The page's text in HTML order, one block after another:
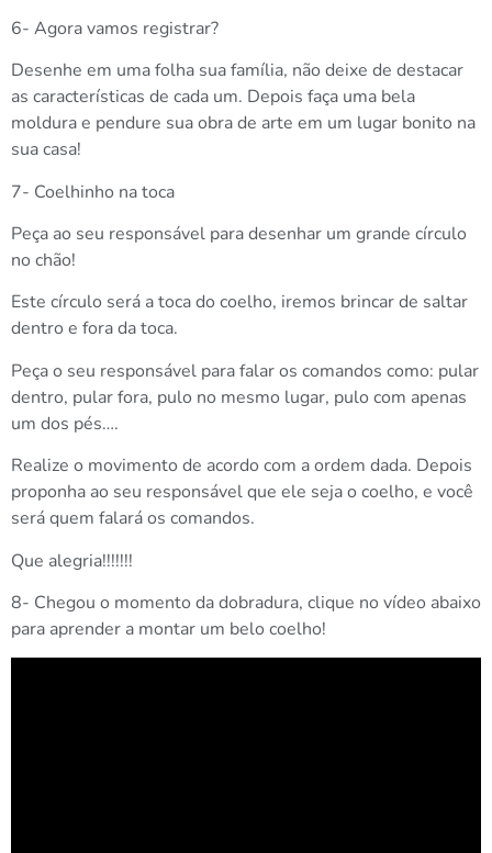
6- Agora vamos registrar?
Desenhe em uma folha sua família, não deixe de destacar
as características de cada um. Depois faça uma bela
moldura e pendure sua obra de arte em um lugar bonito na
sua casa!
7- Coelhinho na toca
Peça ao seu responsável para desenhar um grande círculo
no chão!
Este círculo será a toca do coelho, iremos brincar de saltar
dentro e fora da toca.
Peça o seu responsável para falar os comandos como: pular
dentro, pular fora, pulo no mesmo lugar, pulo com apenas
um dos pés….
Realize o movimento de acordo com a ordem dada. Depois
proponha ao seu responsável que ele seja o coelho, e você
será quem falará os comandos.
Que alegria!!!!!!!
8- Chegou o momento da dobradura, clique no vídeo abaixo
para aprender a montar um belo coelho!